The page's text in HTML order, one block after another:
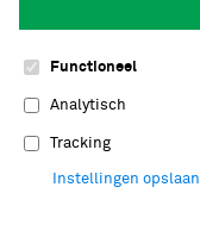
Footer
navigation
Privacy
Contact
Functioneel
Analytisch
Tracking
Instellingen opslaan